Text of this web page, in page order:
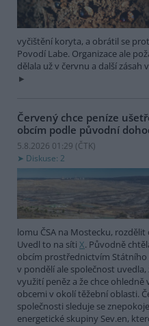
vyčištění koryta, a obrátil se
Povodí Labe. Organizace ale
dělala už v červnu a další zásah
Červený chce peníze
obcím podle původní
5.8.2026 01:29 (ČTK)
Diskuse: 2
lomu ČSA na Mostecku,
Uvedl to na síti X. Původně
obcím prostřednictvím
v pondělí ale společnost
využití peněz a že chce
obcemi v okolí těžební oblasti.
společnosti sleduje se
energetické skupiny Sev.en,